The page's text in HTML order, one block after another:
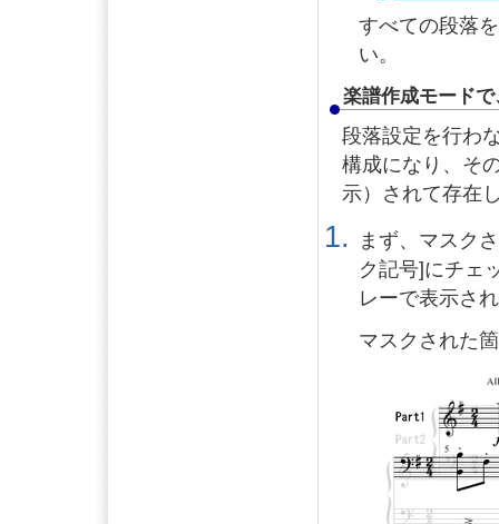
すべての段落
い。
楽譜作成モード
段落設定を行わ
構成になり、そ
示）されて存在
まず、マスク
ク記号]にチェ
レーで表示さ
マスクされた